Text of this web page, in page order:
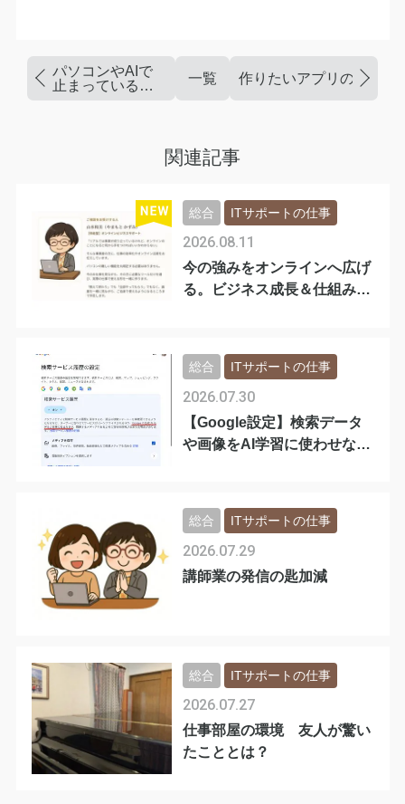
パソコンやAIで
止まっている方
一覧 作りたいアプリのイメー
関連記事
今の強みをオンラインへ広げ
る。ビジネス成長＆仕組み化
2026.08.11
総合 ITサポートの仕事
【Google設定】検索データ
や画像をAI学習に使わせない
2026.07.30
総合 ITサポートの仕事
講師業の発信の匙加減
2026.07.29
総合 ITサポートの仕事
仕事部屋の環境 友人が驚い
たこととは？
2026.07.27
総合 ITサポートの仕事